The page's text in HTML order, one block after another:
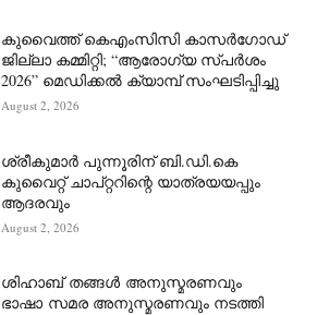
കുവൈത്ത് കെഎംസിസി കാസർഗോഡ്
ജില്ലാ കമ്മിറ്റി; “ആരോഗ്യ സ്പർശം
2026” മെഡിക്കൽ ക്യാമ്പ് സംഘടിപ്പിച്ചു
August 2, 2026
ശ്രീകുമാർ പുന്നൂരിന് ബി.ഡി.കെ
കുവൈറ്റ് ചാപ്റ്ററിന്റെ യാത്രയയപ്പും
ആദരവും
August 2, 2026
ശിഹാബ് തങ്ങൾ അനുസ്മരണവും
ഭാഷാ സമര അനുസ്മരണവും നടത്തി